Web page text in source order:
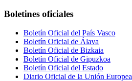
Boletines oficiales
Boletín Oficial del País Vasco
Boletín Oficial de Álava
Boletín Oficial de Bizkaia
Boletín Oficial de Gipuzkoa
Boletín Oficial del Estado
Diario Oficial de la Unión Europea